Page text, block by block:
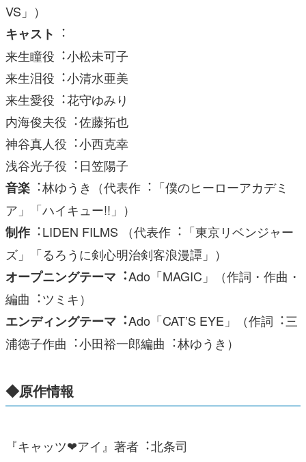
VS」）
キャスト ︓
来⽣瞳役︓⼩松未可⼦
来⽣泪役︓⼩清⽔亜美
来⽣愛役︓花守ゆみり
内海俊夫役︓佐藤拓也
神⾕真⼈役︓⼩⻄克幸
浅⾕光⼦役︓⽇笠陽⼦
⾳楽 ︓林ゆうき（代表作︓「僕のヒーローアカデミ
ア」「ハイキュー!!」）
制作︓LIDEN FILMS （代表作︓「東京リベンジャー
ズ」「るろうに剣⼼明治剣客浪漫譚」）
オープニングテーマ︓Ado「MAGIC」（作詞・作曲・
編曲︓ツミキ）
エンディングテーマ︓Ado「CAT’S EYE」（作詞︓三
浦徳⼦作曲︓⼩⽥裕⼀郎編曲︓林ゆうき）
◆原作情報
『キャッツ❤アイ』著者︓北条司